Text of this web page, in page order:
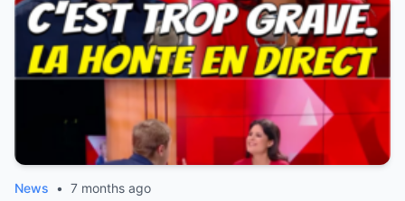
News • 7 months ago